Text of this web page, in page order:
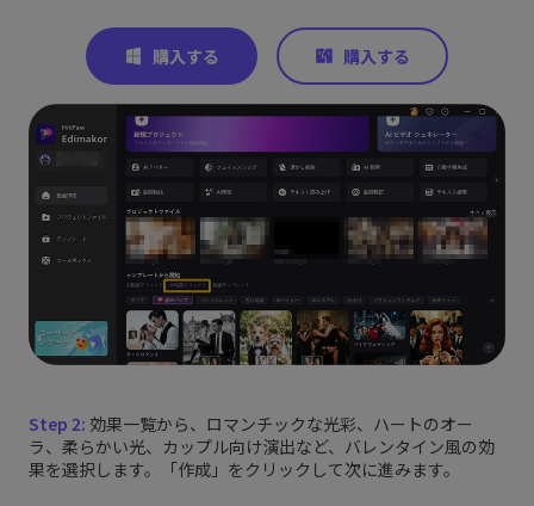
Step 2: 効果一覧から、ロマンチックな光彩、ハートのオー
ラ、柔らかい光、カップル向け演出など、バレンタイン風の効
果を選択します。「作成」をクリックして次に進みます。